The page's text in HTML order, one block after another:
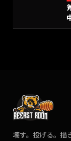
壊す。投げる。描